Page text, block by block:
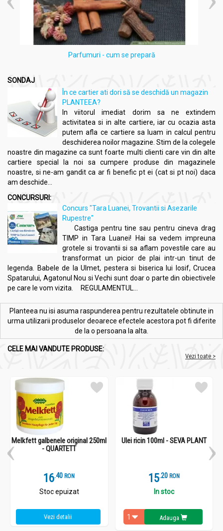
Parfumuri - cum se prepară
SONDAJ
În ce cartier ati dori să se deschidă un magazin
PLANTEEA?
In viitorul imediat dorim sa ne extindem
activitatea si in alte cartiere, iar cu ocazia asta
putem afla ce cartiere sa luam in calcul pentru
deschiderea noilor magazine. Stim de la colegele
noastre din magazine ca sunt foarte multi clienti care vin din alte
cartiere special la noi sa cumpere produse din magazinele
noastre, si ne-am gandit ca ar fi benefic pt ei (cat si pt noi) daca
am deschide...
CONCURSURI:
Concurs "Tara Luanei, Trovantii si Asezarile
Rupestre"
Castiga pentru tine sau pentru cineva drag
TIMP in Tara Luanei! Hai sa vedem impreuna
grotele si trovantii si sa aflam povestile care au
transformat un picior de plai intr-un tinut de
legenda. Babele de la Ulmet, pestera si biserica lui Iosif, Crucea
Spatarului, Agatonul Nou si Vechi sunt doar o parte din obiectivele
pe care le vom vizita. REGULAMENTUL...
Planteea nu isi asuma raspunderea pentru rezultatele obtinute in
urma utilizarii produselor deoarece efectele acestora pot fi diferite
de la o persoana la alta.
CELE MAI VANDUTE PRODUSE:
Vezi toate >
Melkfett galbenele original 250ml
- QUARTETT
16.4 RON
Stoc epuizat
Vezi detalii
Ulei ricin 100ml - SEVA PLANT
15.2 RON
In stoc
Adauga